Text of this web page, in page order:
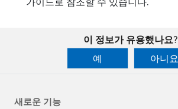
이 정보가 유용했나요?
예
아니요
새로운 기능